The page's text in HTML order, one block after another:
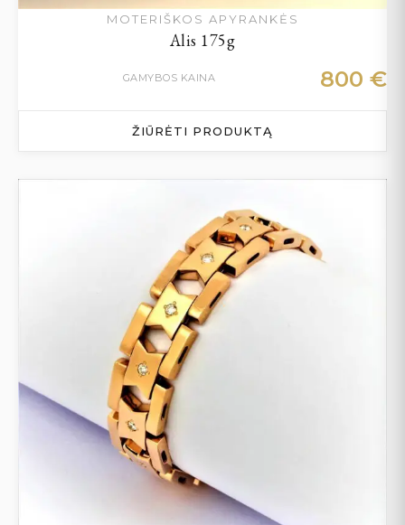
MOTERIŠKOS APYRANKĖS
Alis 175g
GAMYBOS KAINA 800 €
ŽIŪRĖTI PRODUKTĄ